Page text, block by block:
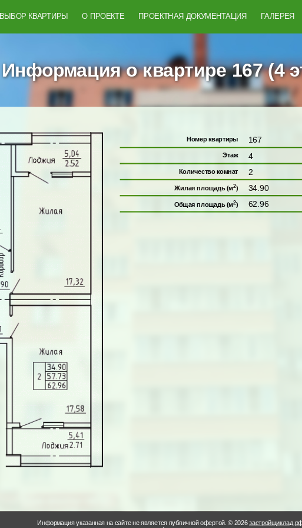
ВЫБОР КВАРТИРЫ О ПРОЕКТЕ ПРОЕКТНАЯ ДОКУМЕНТАЦИЯ ГАЛЕРЕЯ
Информация о квартире 167 (4
Номер квартиры 167
Этаж 4
Количество комнат 2
Жилая площадь (м2) 34.90
Общая площадь (м2) 62.96
Информация указанная на сайте не является публичной офертой. © 2026